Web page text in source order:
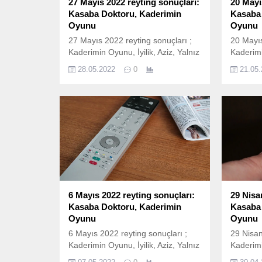
27 Mayıs 2022 reyting sonuçları:
Kasaba Doktoru, Kaderimin
Oyunu
27 Mayıs 2022 reyting sonuçları ;
Kaderimin Oyunu, İyilik, Aziz, Yalnız
Kurt, Arka Sokaklar, Kasaba
Doktoru ve bir çok yapım ekranda
Cuma reyting sonuçları; 27 Mayıs
reyting sonuçları nasıl
hesaplanıyor? 27 Mayıs 2022
reyting sonuçları Total, AB ve
20+ABC1 olarak ölçülen reyting
sonuçlarına göre sıralama...
28.05.2022 0
20
Oyunu
20
Kurt,
Doktoru
Cuma
reyting
reyting
6 Mayıs 2022 reyting sonuçları:
Kasaba Doktoru, Kaderimin
Oyunu
6 Mayıs 2022 reyting sonuçları ;
Kaderimin Oyunu, İyilik, Aziz, Yalnız
29
Oyunu
29